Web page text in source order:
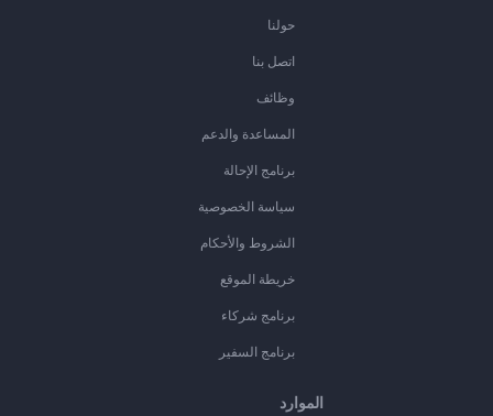
حولنا
اتصل بنا
وظائف
المساعدة والدعم
برنامج الإحالة
سياسة الخصوصية
الشروط والأحكام
خريطة الموقع
برنامج شركاء
برنامج السفير
الموارد